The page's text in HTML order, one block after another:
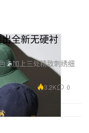
全新无硬衬
，加上三处精致刺绣细
3.2K 0